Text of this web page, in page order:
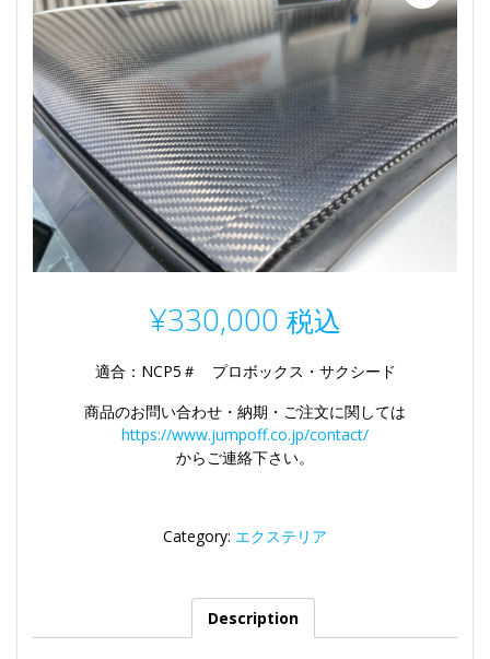
¥330,000 税込
適合：NCP5＃ プロボックス・サクシード
商品のお問い合わせ・納期・ご注文に関しては
https://www.jumpoff.co.jp/contact/
からご連絡下さい。
Category: エクステリア
Description